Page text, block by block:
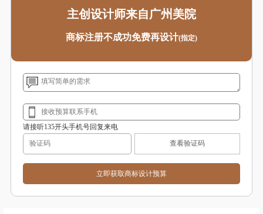
主创设计师来自广州美院
商标注册不成功免费再设计(指定)
请接听135开头手机号回复来电
查看验证码